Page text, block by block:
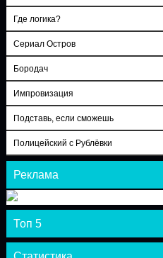
Где логика?
Сериал Остров
Бородач
Импровизация
Подставь, если сможешь
Полицейский с Рублёвки
Реклама
Топ 5